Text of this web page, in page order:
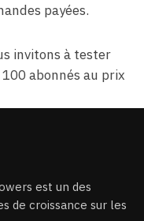
payées.
invitons à tester
abonnés au prix
est un des
de croissance sur les